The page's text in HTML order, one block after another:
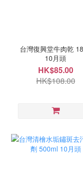
台灣復興堂牛肉乾
10月頭
HK$85.00
HK$108.00